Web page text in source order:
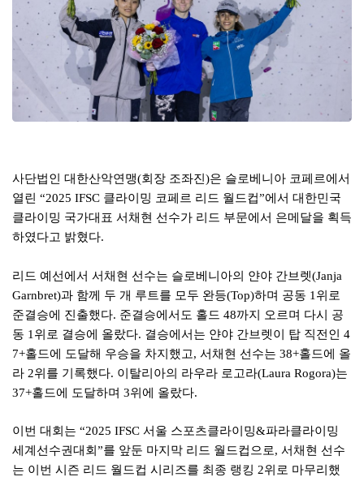
사단법인 대한산악연맹(회장 조좌진)은 슬로베니아 코페르에서
열린 “2025 IFSC 클라이밍 코페르 리드 월드컵”에서 대한민국
클라이밍 국가대표 서채현 선수가 리드 부문에서 은메달을 획득
하였다고 밝혔다.
리드 예선에서 서채현 선수는 슬로베니아의 얀야 간브렛(Janja
Garnbret)과 함께 두 개 루트를 모두 완등(Top)하며 공동 1 위로
준결승에 진출했다. 준결승에서도 홀드 48까지 오르며 다시 공
동 1 위로 결승에 올랐다. 결승에서는 얀야 간브렛이 탑 직전인 4
7+홀드에 도달해 우승을 차지했고, 서채현 선수는 38+홀드에 올
라 2위를 기록했다. 이탈리아의 라우라 로고라(Laura Rogora)는
37+홀드에 도달하며 3위에 올랐다.
이번 대회는 “2025 IFSC 서울 스포츠클라이밍&파라클라이밍
세계선수권대회”를 앞둔 마지막 리드 월드컵으로, 서채현 선수
는 이번 시즌 리드 월드컵 시리즈를 최종 랭킹 2위로 마무리했